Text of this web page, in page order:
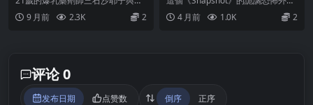
人公訂婚，兩人開始同居生活。然
而，這段感情能否順...
9 月前 2.3K 2
將帶你進入黑暗版本的東京。使用
靈異鏡頭拍攝...
4 月前 1.0K 2
评论 0
发布日期 点赞数 倒序 正序